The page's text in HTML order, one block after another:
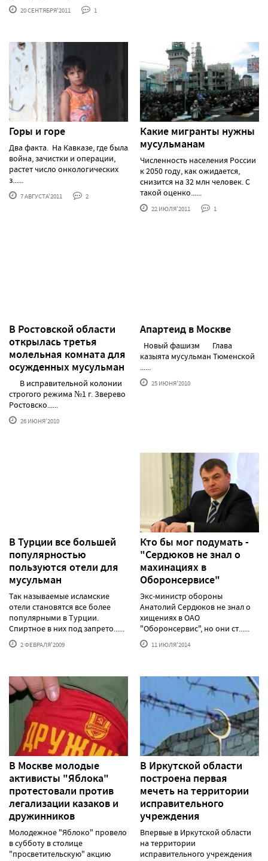
20 СЕНТЯБРЯ'2011 1
Горы и горе
Два факта. На Кавказе, где была
война, зачистки и операции,
растет число онкологических
з......
7 АВГУСТА'2011 2
Какие мигранты нужны
мусульманам
Численность населения России
к 2050 году, как ожидается,
снизится на 32 млн человек. С
такой оценко......
22 ИЮЛЯ'2011 1
В Ростовской области
открылась третья
молельная комната для
осужденных мусульман
В исправительной колонии
строгого режима №1 г. Зверево
Ростовско......
26 ИЮНЯ'2010
Апартеид в Москве
Новый фашизм Глава
казыята мусульман Тюменской
......
25 ИЮНЯ'2010
В Турции все большей
популярностью
пользуются отели для
мусульман
Так называемые исламские
отели становятся все более
популярными в Турции.
Спиртное в них под запрето......
2 ФЕВРАЛЯ'2009
Кто бы мог подумать -
"Сердюков не знал о
махинациях в
Оборонсервисе"
Экс-министр обороны
Анатолий Сердюков не знал о
хищениях в ОАО
"Оборонсервис", но они ст......
11 ИЮЛЯ'2014
В Москве молодые
активисты "Яблока"
протестовали против
легализации казаков и
дружинников
Молодежное "Яблоко" провело
в субботу в столице
"просветительскую" акцию
В Иркутской области
построена первая
мечеть на территории
исправительного
учреждения
Впервые в Иркутской области
на территории
исправительного учреждения